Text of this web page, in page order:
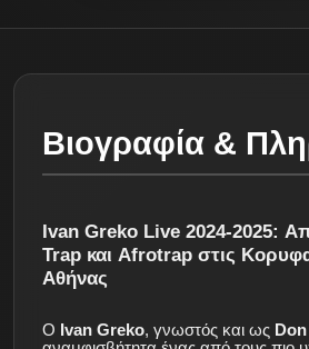
Βιογραφία &
Ivan Greko Live 2024-2025:
Trap και Afrotrap στις
Αθήνας
Ο Ivan Greko, γνωστός και ως